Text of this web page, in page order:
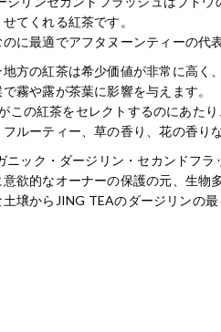
てくれる紅茶です。
に最適でアフタヌーンティーの代
地方の紅茶は希少価値が非常に高く
霧や露が茶葉に影響を与えます。
この紅茶をセレクトするのにあた
ルーティー、草の香り、花の香り
ニック・ダージリン・セカンドフ
欲的なオーナーの保護の元、生物
土壌からJING TEAのダージリンの